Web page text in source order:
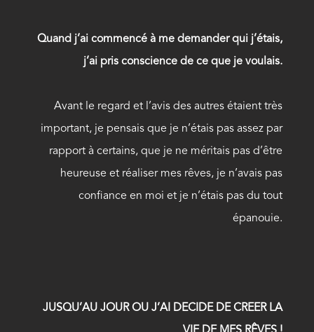
Quand j’ai commencé à me demander qui j’étais,
j’ai pris conscience de ce que je voulais.
Avant le regard et l’avis des autres étaient très
important, je pensais que je n’étais pas assez par
rapport à certains, que je ne méritais pas d’être
heureuse et réaliser mes rêves, je n’avais pas
confiance en moi et je n’étais pas du tout
épanouie.
JUSQU’AU JOUR OU J’AI DECIDE DE CREER LA